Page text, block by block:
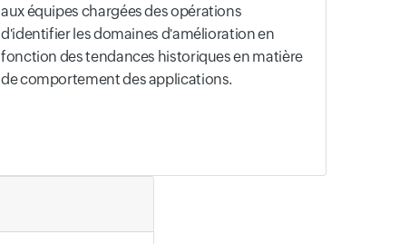
aux équipes chargées des opérations
d'identifier les domaines d'amélioration en
fonction des tendances historiques en matière
de comportement des applications.